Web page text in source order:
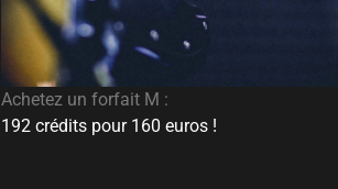
Achetez un forfait M :
192 crédits pour 160 euros !